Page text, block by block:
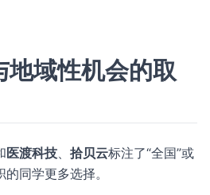
地域性机会的取
医渡科技、 拾贝云标注了“全国”或
同学更多选择。